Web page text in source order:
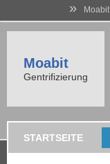
» Moabit
Moabit
Gentrifizierung
STARTSEITE